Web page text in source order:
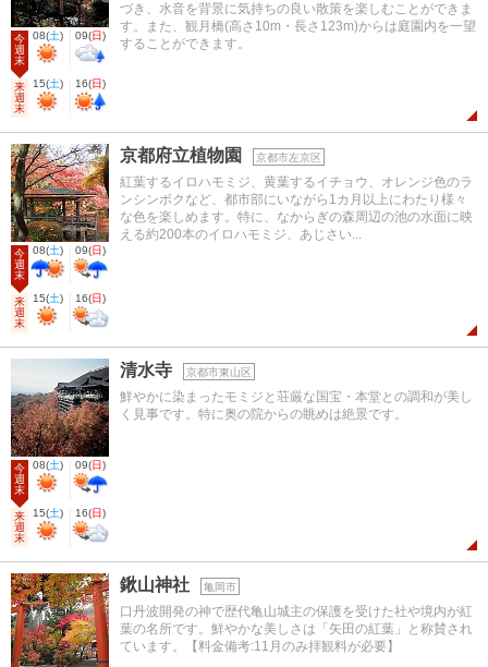
今
週
末
08(土) 09(日)
来
週
末
15(土) 16(日)
づき、水音を背景に気持ちの良い散策を楽しむことができま
す。また、観月橋(高さ10m・長さ123m)からは庭園内を一望
することができます。
今
週
末
08(土) 09(日)
来
週
末
15(土) 16(日)
京都府立植物園 京都市左京区
紅葉するイロハモミジ、黄葉するイチョウ、オレンジ色のラ
ンシンボクなど、都市部にいながら1カ月以上にわたり様々
な色を楽しめます。特に、なからぎの森周辺の池の水面に映
える約200本のイロハモミジ、あじさい...
今
週
末
08(土) 09(日)
来
週
末
15(土) 16(日)
清水寺 京都市東山区
鮮やかに染まったモミジと荘厳な国宝・本堂との調和が美し
く見事です。特に奥の院からの眺めは絶景です。
鍬山神社 亀岡市
口丹波開発の神で歴代亀山城主の保護を受けた社や境内が紅
葉の名所です。鮮やかな美しさは「矢田の紅葉」と称賛され
ています。【料金備考:11月のみ拝観料が必要】